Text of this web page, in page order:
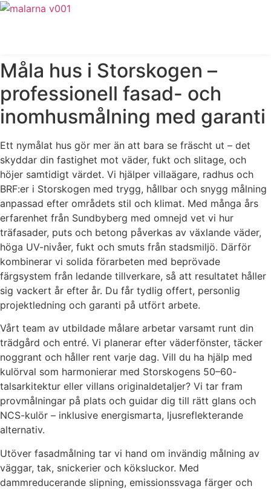
Skip
Måla hus i Storskogen –
professionell fasad- och
inomhusmålning med garanti
Ett nymålat hus gör mer än att bara se fräscht ut – det
skyddar din fastighet mot väder, fukt och slitage, och
höjer samtidigt värdet. Vi hjälper villaägare, radhus och
BRF:er i Storskogen med trygg, hållbar och snygg målning
anpassad efter områdets stil och klimat. Med många års
erfarenhet från Sundbyberg med omnejd vet vi hur
träfasader, puts och betong påverkas av växlande väder,
höga UV-nivåer, fukt och smuts från stadsmiljö. Därför
kombinerar vi solida förarbeten med beprövade
färgsystem från ledande tillverkare, så att resultatet håller
sig vackert år efter år. Du får tydlig offert, personlig
projektledning och garanti på utfört arbete.
Vårt team av utbildade målare arbetar varsamt runt din
trädgård och entré. Vi planerar efter väderfönster, täcker
noggrant och håller rent varje dag. Vill du ha hjälp med
kulörval som harmonierar med Storskogens 50–60-
talsarkitektur eller villans originaldetaljer? Vi tar fram
provmålningar på plats och guidar dig till rätt glans och
NCS-kulör – inklusive energismarta, ljusreflekterande
alternativ.
Utöver fasadmålning tar vi hand om invändig målning av
väggar, tak, snickerier och köksluckor. Med
dammreducerande slipning, emissionssvaga färger och